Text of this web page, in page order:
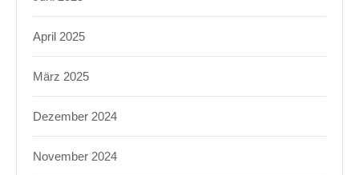
April 2025
März 2025
Dezember 2024
November 2024